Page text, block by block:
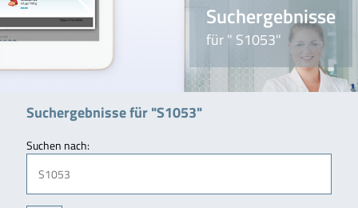
Suchergebnisse
für " S1053"
Suchergebnisse für "S1053"
Suchen nach: